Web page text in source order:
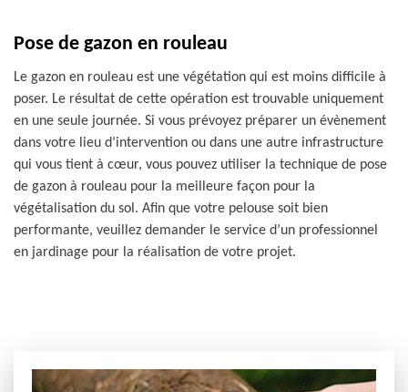
Pose de gazon en rouleau
Le gazon en rouleau est une végétation qui est moins difficile à
poser. Le résultat de cette opération est trouvable uniquement
en une seule journée. Si vous prévoyez préparer un évènement
dans votre lieu d’intervention ou dans une autre infrastructure
qui vous tient à cœur, vous pouvez utiliser la technique de pose
de gazon à rouleau pour la meilleure façon pour la
végétalisation du sol. Afin que votre pelouse soit bien
performante, veuillez demander le service d’un professionnel
en jardinage pour la réalisation de votre projet.